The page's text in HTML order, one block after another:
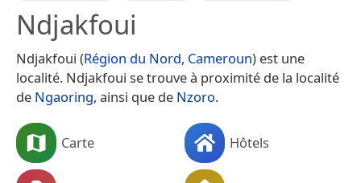
Ndjakfoui
Ndjakfoui (Région du Nord, Cameroun) est une
localité. Ndjakfoui se trouve à proximité de la localité
de Ngaoring, ainsi que de Nzoro.
Carte Hôtels